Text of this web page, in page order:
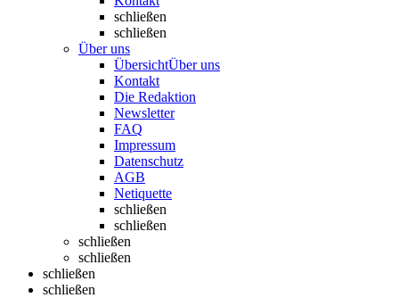
schließen
schließen
Über uns
ÜbersichtÜber uns
Kontakt
Die Redaktion
Newsletter
FAQ
Impressum
Datenschutz
AGB
Netiquette
schließen
schließen
schließen
schließen
schließen
schließen